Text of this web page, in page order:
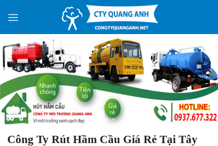
Công Ty Rút Hầm Cầu Giá Rẻ Tại Tây